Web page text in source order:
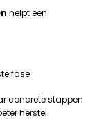
helpt een
fase
concrete stappen
herstel.